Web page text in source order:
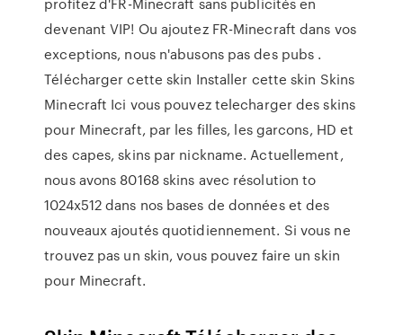
devenant VIP! Ou ajoutez FR-Minecraft dans vos
exceptions, nous n'abusons pas des pubs .
Télécharger cette skin Installer cette skin Skins
Minecraft Ici vous pouvez telecharger des skins
pour Minecraft, par les filles, les garcons, HD et
des capes, skins par nickname. Actuellement,
nous avons 80168 skins avec résolution to
1024x512 dans nos bases de données et des
nouveaux ajoutés quotidiennement. Si vous ne
trouvez pas un skin, vous pouvez faire un skin
pour Minecraft.